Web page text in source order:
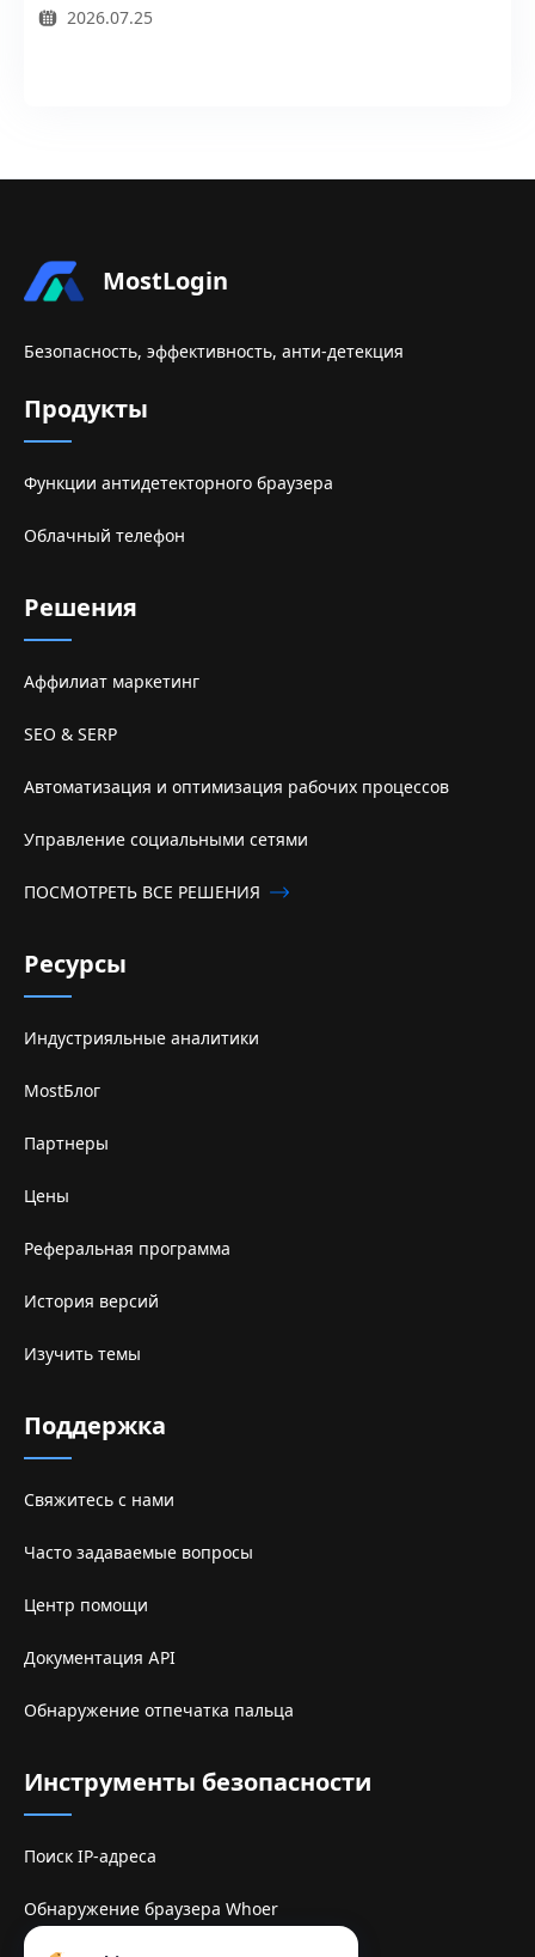
2026.07.25
MostLogin
Безопасность, эффективность, анти-детекция
Продукты
Функции антидетекторного браузера
Облачный телефон
Решения
Аффилиат маркетинг
SEO & SERP
Автоматизация и оптимизация рабочих процессов
Управление социальными сетями
ПОСМОТРЕТЬ ВСЕ РЕШЕНИЯ
Ресурсы
Индустрияльные аналитики
MostБлог
Партнеры
Цены
Реферальная программа
История версий
Изучить темы
Поддержка
Свяжитесь с нами
Часто задаваемые вопросы
Центр помощи
Документация API
Обнаружение отпечатка пальца
Инструменты безопасности
Поиск IP-адреса
Обнаружение браузера Whoer